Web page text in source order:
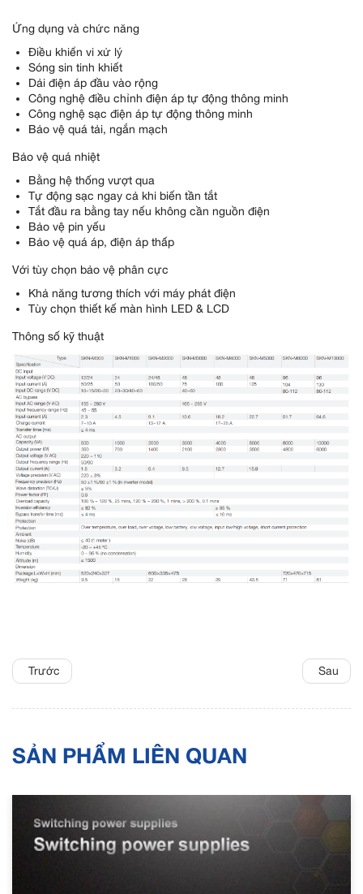
SKN-
lượng
Ứng dụng và chức năng
Điều khiển vi xử lý
Sóng sin tinh khiết
Dải điện áp đầu vào rộng
Công nghệ điều chỉnh điện áp tự động thông minh
Công nghệ sạc điện áp tự động thông minh
Bảo vệ quá tải, ngắn mạch
Bảo vệ quá nhiệt
Bằng hệ thống vượt qua
Tự động sạc ngay cả khi biến tần tắt
Tắt đầu ra bằng tay nếu không cần nguồn điện
Bảo vệ pin yếu
Bảo vệ quá áp, điện áp thấp
Với tùy chọn bảo vệ phân cực
Khả năng tương thích với máy phát điện
Tùy chọn thiết kế màn hình LED & LCD
Thông số kỹ thuật
Trước Sau
SẢN PHẨM LIÊN QUAN